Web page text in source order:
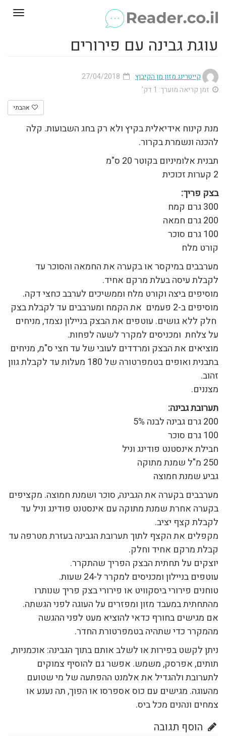
עוגת גבינה עם פירורים
קייטרינג מזון מן הקיבוץ
זמן קריאה מוערך: 1 דק'
אהבתי
מנת קינוח אידיאלית בקיץ ולא רק בחג השבועות. קלה
להכנה ונשמרת בקרור.
תבנית אלומיניום בקוטר 20 ס"מ
2 קערות זכוכית
בצק פריך:
300 גרם קמח
200 גרם חמאה
100 גרם סוכר
קורט מלח
מערבבים במיקסר או בקערה את החמאה והסוכר עד
לקבלת עיסה בעלת מרקם אחיד.
מוסיפים ביצה וקורט מלח וממשיכים לערבב כחצי דקה.
מוסיפים ב-2 פעמים את הקמח ומערבבים עד לקבלת בצק
חלק ללא גושים. עוטפים את הבצק בניילון נצמד, מניחים
על צלחת ומכניסים למקרר לשעה לפחות.
מוציאים את הבצק ומרדדים לעובי של עד חצי ס"מ, מניחים
בתבנית ואופים בטמפרטורה של 180 מעלות עד לקבלת גוון
זהוב.
מצננים.
תערובת גבינה:
200 גרם גבינה לבנה 5%
100 גרם סוכר
חבילת אינסטנט פודינג וניל
250 מ"ל שמנת מתוקה
גביע שמנת חמוצה
מערבבים בקערה את הגבינה, סוכר ושמנת חמוצה. מקציפים
בקערה אחרת שמנת מתוקה עם אינסטנט פודינג וניל עד
לקבלת קצף יציב.
מקפלים את הקצף לתוך תערובת הגבינה בעזרת מטרפה עד
קבלת מרקם אחיד וחלק.
יוצקים על תחתית הבצק הפריך שהתקרר.
עוטפים בניילון ומכניסים למקרר ל-24 שעות.
טוחנים פירורי ביסקוויט או פירורי בצק פריך שנותרו
מהתחתית במעבד מזון ומפזרים על העוגה לפני הגשתה.
אם מגישים בחורף כדאי להוציא מעט לפני ההגשה
מהמקרר כדי שתהיה בטמפרטורת החדר.
ניתן לקשט בפירות או לשלב אותם בתוך הגבינה: אוכמניות,
תותים, אפרסק, משמש. אפשר גם להוסיף צמוקים
לתערובת ולהגדיל את אלמנט ההפתעה של מי שטועם
מהעוגה. מגישים עם כוס אספרסו או הפוך, תה נענע או
צמחים ונהנים מכל ביס.
הוסף תגובה